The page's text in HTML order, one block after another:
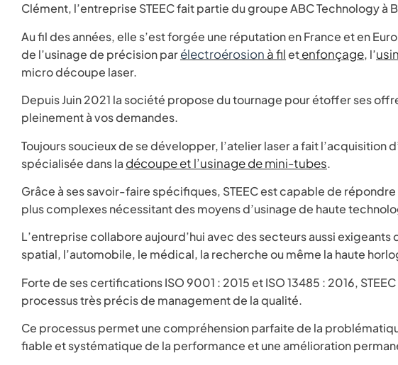
Clément, l’entreprise STEEC fait partie du groupe ABC Technology à
Au fil des années, elle s’est forgée une réputation en France et en
de l’usinage de précision parélectroérosion à filetenfonçage, l’
micro découpe laser.
Depuis Juin 2021 la société propose du tournage pour étoffer ses
pleinement à vos demandes.
Toujours soucieux de se développer, l’atelier laser a fait l’acquisition
spécialisée dans la découpe et l’usinage de mini-tubes.
Grâce à ses savoir-faire spécifiques, STEEC est capable de
plus complexes nécessitant des moyens d’usinage de haute
L’entreprise collabore aujourd’hui avec des secteurs aussi exigeants
spatial, l’automobile, le médical, la recherche ou même la haute
Forte de ses certifications ISO 9001 : 2015 et ISO 13485 : 2016,
processus très précis de management de la qualité.
Ce processus permet une compréhension parfaite de la
fiable et systématique de la performance et une amélioration